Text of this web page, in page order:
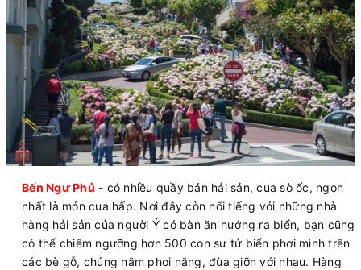
Bến Ngư Phủ - có nhiều quầy bán hải sản, cua sò ốc, ngon
nhất là món cua hấp. Nơi đây còn nổi tiếng với những nhà
hàng hải sản của người Ý có bàn ăn hướng ra biển, bạn cũng
có thể chiêm ngưỡng hơn 500 con sư tử biển phơi mình trên
các bè gỗ, chúng nằm phơi nắng, đùa giỡn với nhau. Hàng